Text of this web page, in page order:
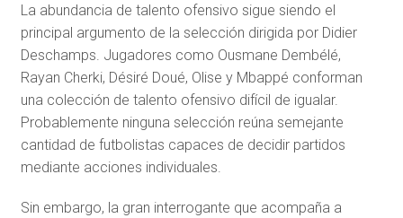
La abundancia de talento ofensivo sigue siendo el
principal argumento de la selección dirigida por Didier
Deschamps. Jugadores como Ousmane Dembélé,
Rayan Cherki, Désiré Doué, Olise y Mbappé conforman
una colección de talento ofensivo difícil de igualar.
Probablemente ninguna selección reúna semejante
cantidad de futbolistas capaces de decidir partidos
mediante acciones individuales.
Sin embargo, la gran interrogante que acompaña a